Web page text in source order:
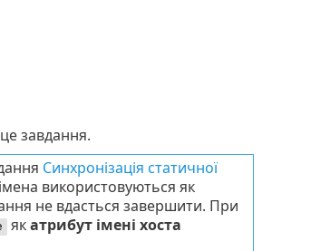
завдання.
Синхронізація статичної
використовуються як
не вдасться завершити. При
якатрибут імені хоста